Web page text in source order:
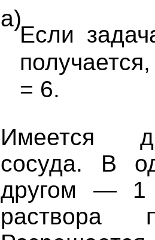
а)
Если
= 6.
Имеется
сосуда. В
другом — 1
раствора